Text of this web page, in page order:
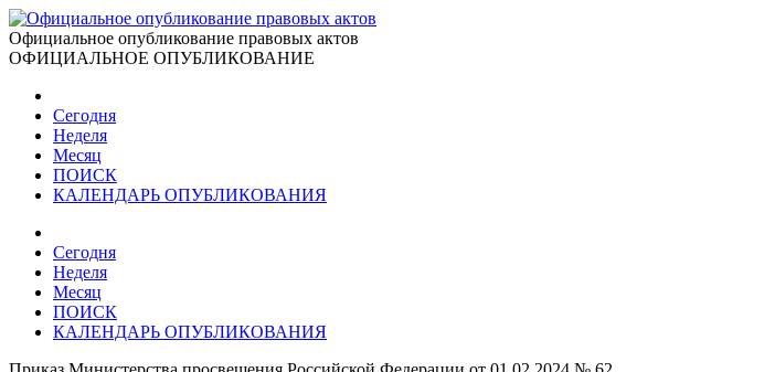
Официальное опубликование правовых актов
ОФИЦИАЛЬНОЕ ОПУБЛИКОВАНИЕ
Сегодня
Неделя
Месяц
ПОИСК
КАЛЕНДАРЬ ОПУБЛИКОВАНИЯ
Сегодня
Неделя
Месяц
ПОИСК
КАЛЕНДАРЬ ОПУБЛИКОВАНИЯ